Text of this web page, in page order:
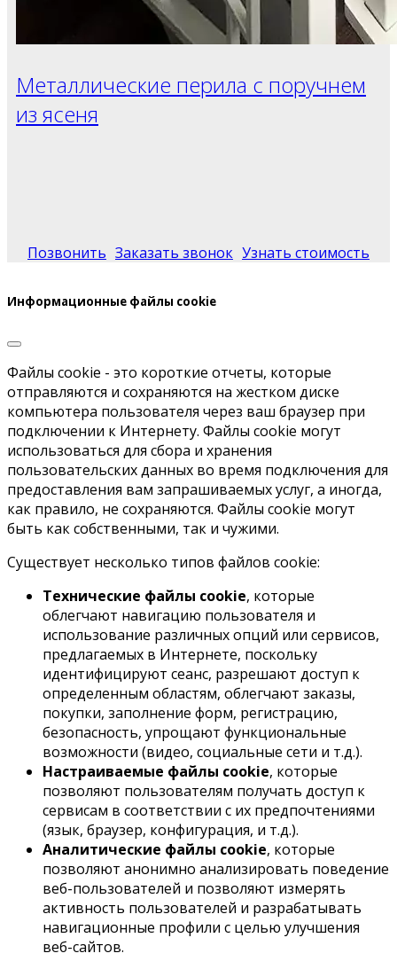
Металлические перила с поручнем
из ясеня
Позвонить Заказать звонок Узнать стоимость
Информационные файлы cookie
Файлы cookie - это короткие отчеты, которые
отправляются и сохраняются на жестком диске
компьютера пользователя через ваш браузер при
подключении к Интернету. Файлы cookie могут
использоваться для сбора и хранения
пользовательских данных во время подключения для
предоставления вам запрашиваемых услуг, а иногда,
как правило, не сохраняются. Файлы cookie могут
быть как собственными, так и чужими.
Существует несколько типов файлов cookie:
Технические файлы cookie, которые
облегчают навигацию пользователя и
использование различных опций или сервисов,
предлагаемых в Интернете, поскольку
идентифицируют сеанс, разрешают доступ к
определенным областям, облегчают заказы,
покупки, заполнение форм, регистрацию,
безопасность, упрощают функциональные
возможности (видео, социальные сети и т.д.).
Настраиваемые файлы cookie, которые
позволяют пользователям получать доступ к
сервисам в соответствии с их предпочтениями
(язык, браузер, конфигурация, и т.д.).
Аналитические файлы cookie, которые
позволяют анонимно анализировать поведение
веб-пользователей и позволяют измерять
активность пользователей и разрабатывать
навигационные профили с целью улучшения
веб-сайтов.